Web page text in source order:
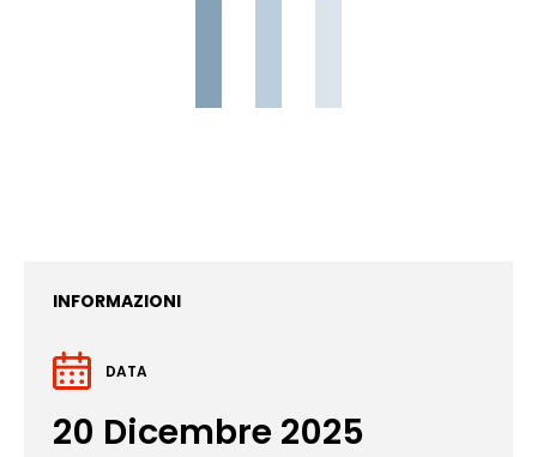
INFORMAZIONI
DATA
20 Dicembre 2025